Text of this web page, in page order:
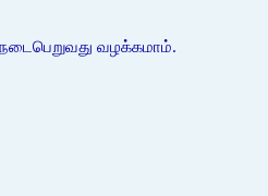
நடைபெறுவது வழக்கமாம்.